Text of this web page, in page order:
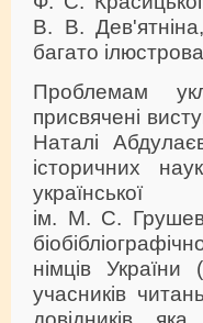
В. В.
багато
Проблемам
присвячені
Наталі
історичних
ім. М. С.
німців
учасників